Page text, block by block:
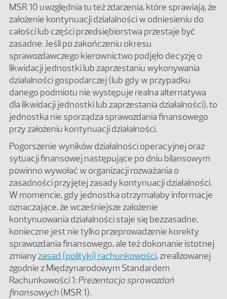
MSR 10 uwzględnia tu też zdarzenia, które sprawiają, że
założenie kontynuacji działalności w odniesieniu do
całości lub części przedsiębiorstwa przestaje być
zasadne. Jeśli po zakończeniu okresu
sprawozdawczego kierownictwo podjęło decyzję o
likwidacji jednostki lub zaprzestaniu wykonywania
działalności gospodarczej (lub gdy w przypadku
danego podmiotu nie występuje realna alternatywa
dla likwidacji jednostki lub zaprzestania działalności), to
jednostka nie sporządza sprawozdania finansowego
przy założeniu kontynuacji działalności.
Pogorszenie wyników działalności operacyjnej oraz
sytuacji finansowej następujące po dniu bilansowym
powinno wywołać w organizacji rozważania o
zasadności przyjętej zasady kontynuacji działalności.
W momencie, gdy jednostka otrzymałaby informacje
oznaczające, że wcześniejsze założenie
kontynuowania działalności staje się bezzasadne,
konieczne jest nie tylko przeprowadzenie korekty
sprawozdania finansowego, ale też dokonanie istotnej
zmianyzasad (polityki) rachunkowości, zrealizowanej
zgodnie z Międzynarodowym Standardem
Rachunkowości 1:Prezentacja sprawozdań
finansowych(MSR 1).